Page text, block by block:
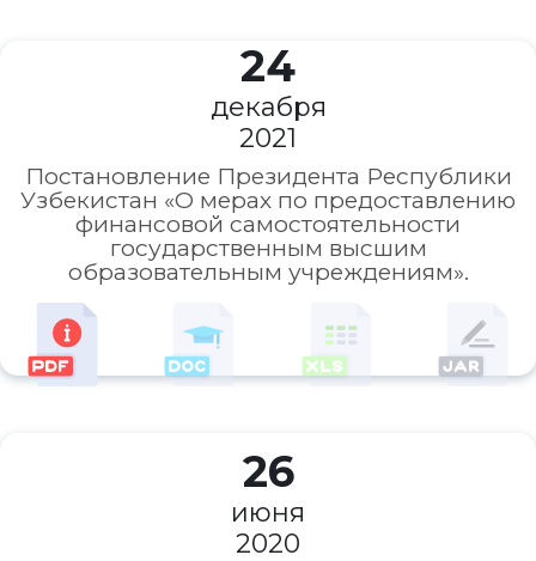
24
декабря
2021
Постановление Президента Республики
Узбекистан «О мерах по предоставлению
финансовой самостоятельности
государственным высшим
образовательным учреждениям».
26
июня
2020